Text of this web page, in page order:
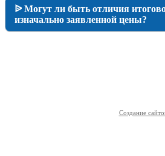
ᐉ Могут ли быть отличия
изначально заявленной цены?
Создание